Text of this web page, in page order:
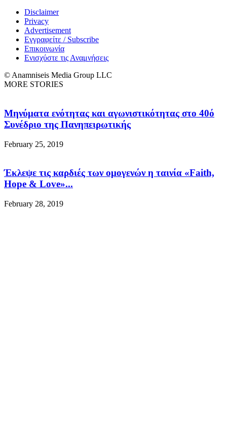
Disclaimer
Privacy
Advertisement
Εγγραφείτε / Subscribe
Επικοινωνία
Ενισχύστε τις Αναμνήσεις
© Anamniseis Media Group LLC
MORE STORIES
Μηνύματα ενότητας και αγωνιστικότητας στο 40ό
Συνέδριο της Πανηπειρωτικής
February 25, 2019
Έκλεψε τις καρδιές των ομογενών η ταινία «Faith,
Hope & Love»...
February 28, 2019